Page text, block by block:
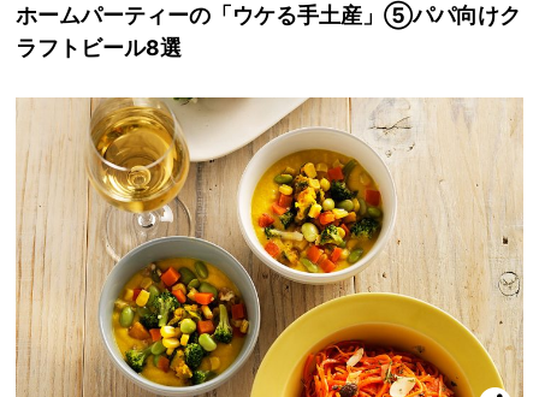
ホームパーティーの「ウケる手土産」⑤パパ向けク
ラフトビール8選